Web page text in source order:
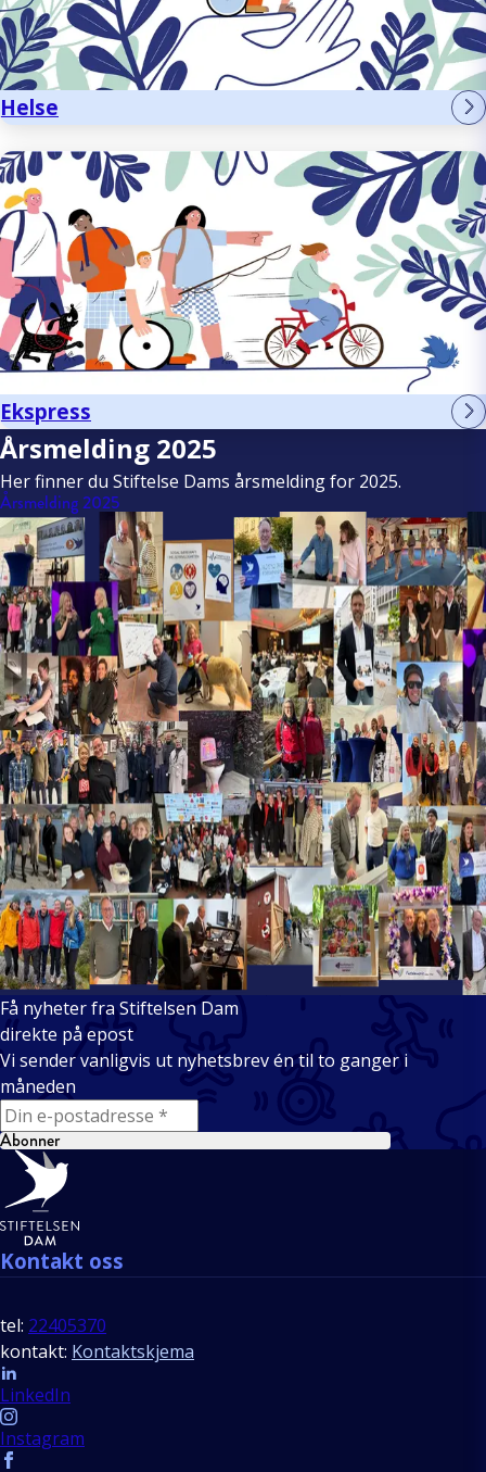
Helse
Ekspress
Årsmelding 2025
Her finner du Stiftelse Dams årsmelding for 2025.
Årsmelding 2025
Få nyheter fra Stiftelsen Dam
direkte på epost
Vi sender vanligvis ut nyhetsbrev én til to ganger i
måneden
E-mail
Abonner
Bunntekst
Kontakt oss
tel: 22405370
kontakt: Kontaktskjema
Follow us
LinkedIn
Instagram